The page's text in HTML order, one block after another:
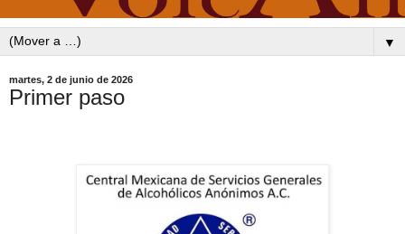
▼
martes, 2 de junio de 2026
Primer paso